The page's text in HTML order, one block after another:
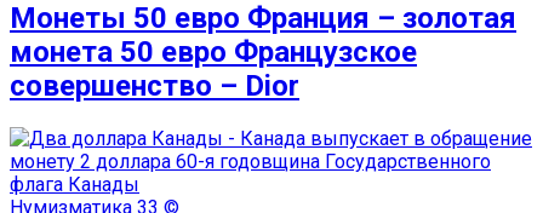
Монеты 50 евро Франция – золотая
монета 50 евро Французское
совершенство – Dior
Нумизматика 33 ©